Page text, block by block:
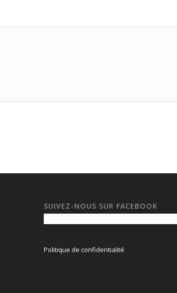
SUIVEZ-NOUS SUR FACEBOOK
Politique de confidentialité